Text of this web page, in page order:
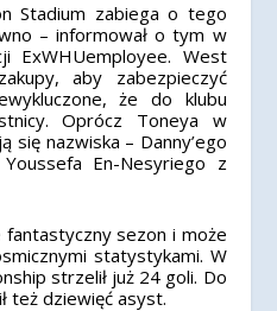
Stadium zabiega o tego
– informował o tym w
ExWHUemployee. West
aby zabezpieczyć
że do klubu
Oprócz Toneya w
się nazwiska – Danny’ego
En-Nesyriego z
sezon i może
statystykami. W
strzelił już 24 goli. Do
też dziewięć asyst.